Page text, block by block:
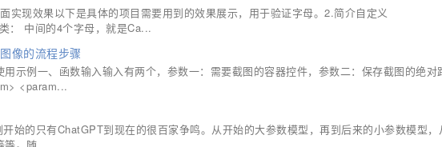
实现效果以下是具体的项目需要用到的效果展示，用于验证字母。2.简介自定义
： 中间的4个字母，就是Ca...
像的流程步骤
示例一、函数输入输入有两个，参数一：需要截图的容器控件，参数二：保存截图的绝对
<param...
始的只有ChatGPT到现在的很百家争鸣。从开始的大参数模型，再到后来的小参数模型，